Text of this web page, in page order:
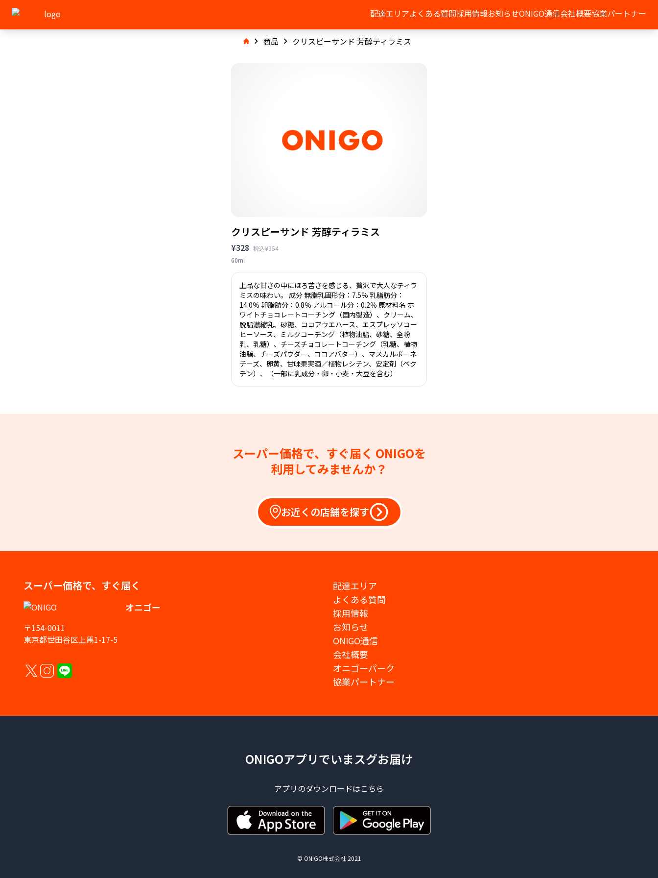
配達エリアよくある質問採用情報お知らせONIGO通信会社概要協業パートナー
商品 クリスピーサンド 芳醇ティラミス
クリスピーサンド 芳醇ティラミス
¥328 税込¥354
60ml
上品な甘さの中にほろ苦さを感じる、贅沢で大人なティラ
ミスの味わい。 成分 無脂乳固形分：7.5％ 乳脂肪分：
14.0％ 卵脂肪分：0.8％ アルコール分：0.2％ 原材料名 ホ
ワイトチョコレートコーチング（国内製造）、クリーム、
脱脂濃縮乳、砂糖、ココアウエハース、エスプレッソコー
ヒーソース、ミルクコーチング（植物油脂、砂糖、全粉
乳、乳糖）、チーズチョコレートコーチング（乳糖、植物
油脂、チーズパウダー、ココアバター）、マスカルポーネ
チーズ、卵黄、甘味果実酒／植物レシチン、安定剤（ペク
チン）、（一部に乳成分・卵・小麦・大豆を含む）
スーパー価格で、すぐ届く ONIGOを
利用してみませんか？
お近くの店舗を探す
スーパー価格で、すぐ届く
オニゴー
〒154-0011
東京都世田谷区上馬1-17-5
配達エリア
よくある質問
採用情報
お知らせ
ONIGO通信
会社概要
オニゴーパーク
協業パートナー
ONIGOアプリでいまスグお届け
アプリのダウンロードはこちら
© ONIGO株式会社 2021